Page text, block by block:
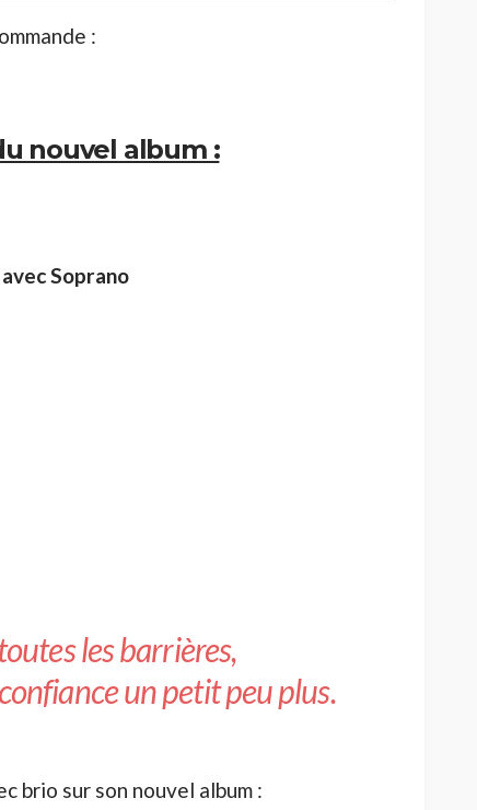
:
nouvel album :
Soprano
les barrières,
un petit peu plus.
brio sur son nouvel album :